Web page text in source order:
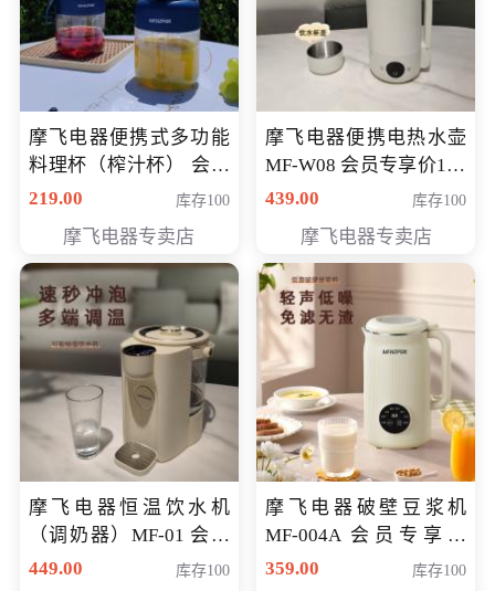
摩飞电器便携式多功能
料理杯（榨汁杯） 会员
专享价118元
219.00 库存100
摩飞电器专卖店
摩飞电器便携电热水壶
MF-W08 会员专享价198
元
439.00 库存100
摩飞电器专卖店
摩飞电器恒温饮水机
（调奶器）MF-01 会员
专享价366元
449.00 库存100
摩飞电器破壁豆浆机
MF-004A 会员专享价
168元
359.00 库存100